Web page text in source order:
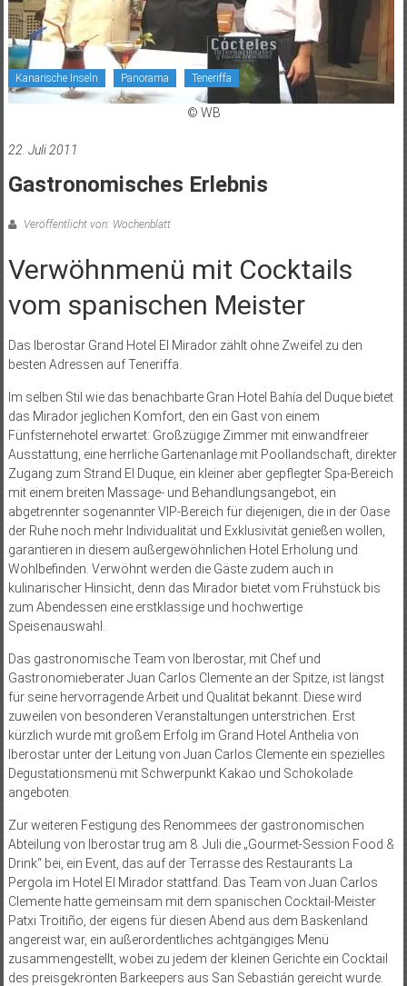
Kanarische Inseln Panorama Teneriffa
© WB
22. Juli 2011
Gastronomisches Erlebnis
Veröffentlicht von: Wochenblatt
Verwöhnmenü mit Cocktails
vom spanischen Meister
Das Iberostar Grand Hotel El Mirador zählt ohne Zweifel zu den
besten Adressen auf Teneriffa.
Im selben Stil wie das benachbarte Gran Hotel Bahía del Duque bietet
das Mirador jeglichen Komfort, den ein Gast von einem
Fünfsternehotel erwartet: Großzügige Zimmer mit einwandfreier
Ausstattung, eine herrliche Gartenanlage mit Poollandschaft, direkter
Zugang zum Strand El Duque, ein kleiner aber gepflegter Spa-Bereich
mit einem breiten Massage- und Behandlungsangebot, ein
abgetrennter sogenannter VIP-Bereich für diejenigen, die in der Oase
der Ruhe noch mehr Individualität und Exklusivität genießen wollen,
garantieren in diesem außergewöhnlichen Hotel Erholung und
Wohlbefinden. Verwöhnt werden die Gäste zudem auch in
kulinarischer Hinsicht, denn das Mirador bietet vom Frühstück bis
zum Abendessen eine erstklassige und hochwertige
Speisenauswahl.
Das gastronomische Team von Iberostar, mit Chef und
Gastronomieberater Juan Carlos Clemente an der Spitze, ist längst
für seine hervorragende Arbeit und Qualität bekannt. Diese wird
zuweilen von besonderen Veranstaltungen unterstrichen. Erst
kürzlich wurde mit großem Erfolg im Grand Hotel Anthelia von
Iberostar unter der Leitung von Juan Carlos Clemente ein spezielles
Degustationsmenü mit Schwerpunkt Kakao und Schokolade
angeboten.
Zur weiteren Festigung des Renommees der gastronomischen
Abteilung von Iberostar trug am 8. Juli die „Gourmet-Session Food &
Drink“ bei, ein Event, das auf der Terrasse des Restaurants La
Pergola im Hotel El Mirador stattfand. Das Team von Juan Carlos
Clemente hatte gemeinsam mit dem spanischen Cocktail-Meister
Patxi Troitiño, der eigens für diesen Abend aus dem Baskenland
angereist war, ein außerordentliches achtgängiges Menü
zusammengestellt, wobei zu jedem der kleinen Gerichte ein Cocktail
des preisgekrönten Barkeepers aus San Sebastián gereicht wurde.